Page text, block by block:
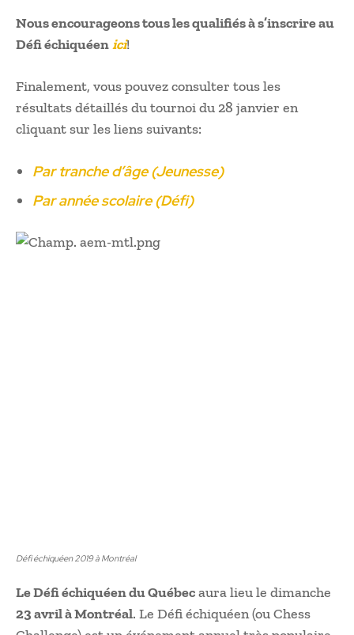
Nous encourageons tous les qualifiés à s’inscrire au
Défi échiquéenici!
Finalement, vous pouvez consulter tous les
résultats détaillés du tournoi du 28 janvier en
cliquant sur les liens suivants:
Par tranche d’âge (Jeunesse)
Par année scolaire (Défi)
Défi échiquéen 2019 à Montréal
Le Défi échiquéen du Québecaura lieu le dimanche
23 avril à Montréal. Le Défi échiquéen (ou Chess